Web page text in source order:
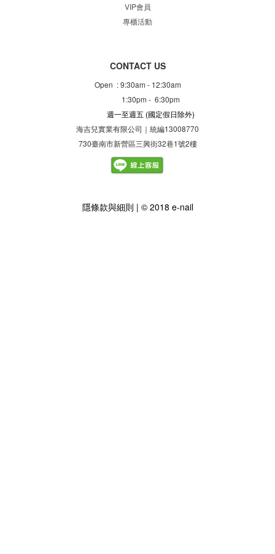
VIP會員
專櫃活動
CONTACT US
Open : 9:30am - 12:30am
1:30pm - 6:30pm
週一至週五 (國定假日除外)
海吉兒實業有限公司｜統編13008770
730臺南市新營區三興街32巷1號2樓
隱條款與細則 | © 2018 e-nail